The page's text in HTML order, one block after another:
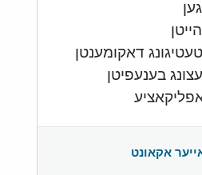
דאקומענטן
בענעפיטן
אקאונט